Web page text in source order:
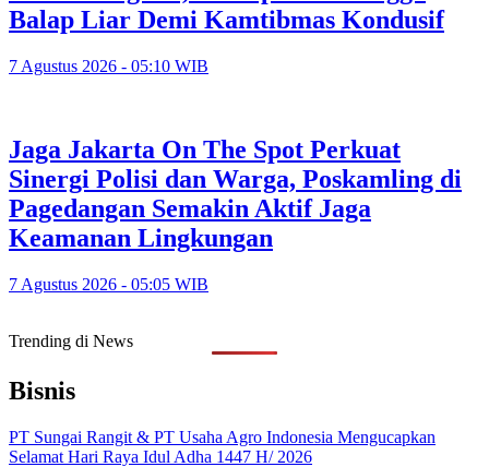
Balap Liar Demi Kamtibmas Kondusif
7 Agustus 2026 - 05:10 WIB
Jaga Jakarta On The Spot Perkuat
Sinergi Polisi dan Warga, Poskamling di
Pagedangan Semakin Aktif Jaga
Keamanan Lingkungan
7 Agustus 2026 - 05:05 WIB
Trending di News
Bisnis
PT Sungai Rangit & PT Usaha Agro Indonesia Mengucapkan
Selamat Hari Raya Idul Adha 1447 H/ 2026